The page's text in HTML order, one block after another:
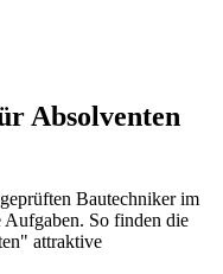
Absolventen
Bautechniker im
Aufgaben. So finden die
attraktive